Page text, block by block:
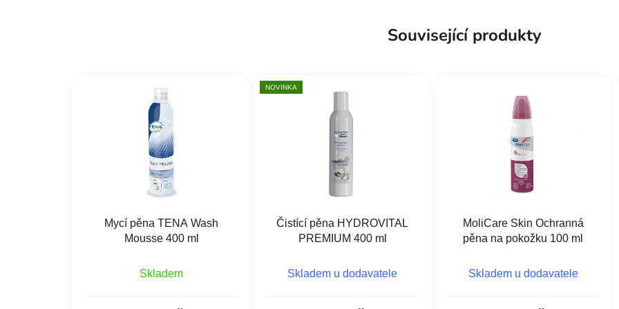
Související produkty
Mycí pěna TENA Wash
Mousse 400 ml
Skladem
NOVINKA
Čistící pěna HYDROVITAL
PREMIUM 400 ml
Skladem u dodavatele
MoliCare Skin Ochranná
pěna na pokožku 100 ml
Skladem u dodavatele